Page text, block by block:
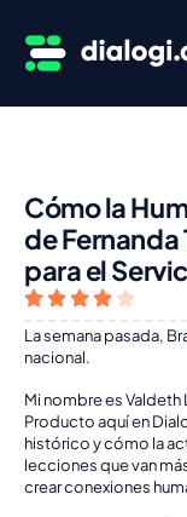
Cómo la
de Fernanda
para el
La semana pasada,
nacional.
Mi nombre es
Producto aquí en
histórico y cómo la
lecciones que van
crear conexiones